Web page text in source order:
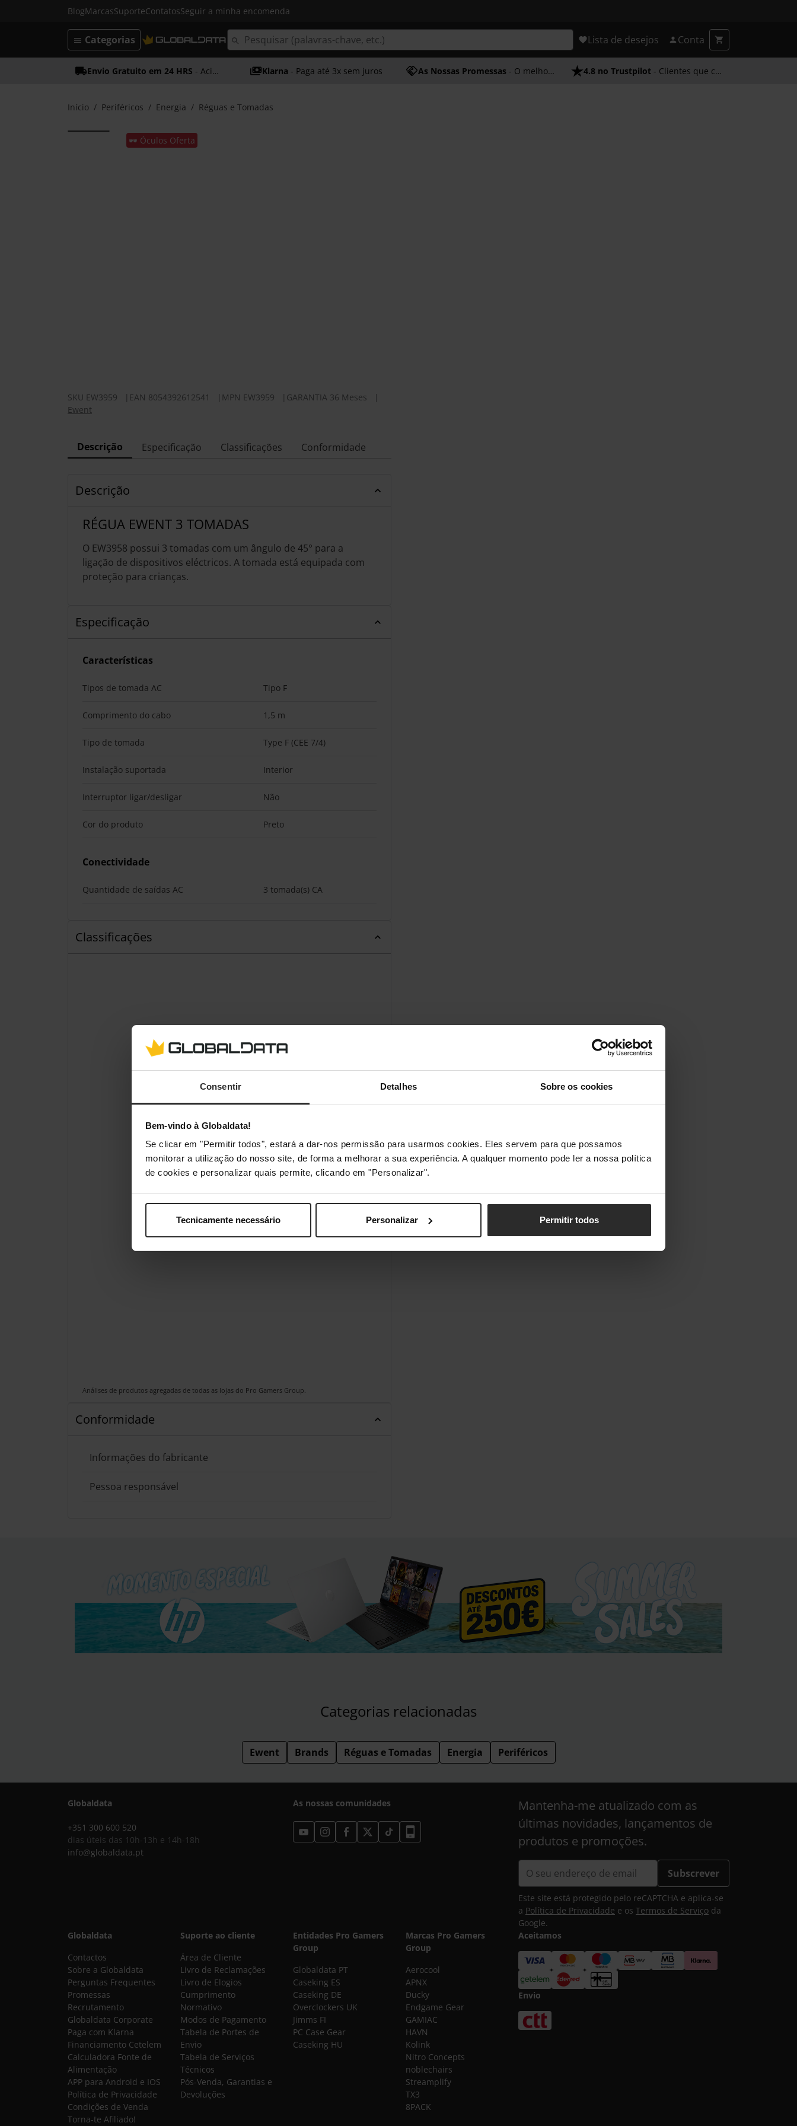
Consentir Detalhes Sobre os cookies
Bem-vindo à Globaldata!
Se clicar em "Permitir todos", estará a dar-nos permissão para usarmos cookies. Eles servem para que possamos
monitorar a utilização do nosso site, de forma a melhorar a sua experiência. A qualquer momento pode ler a nossa política
de cookies e personalizar quais permite, clicando em "Personalizar".
Tecnicamente necessário Personalizar Permitir todos
BlogMarcasSuporteContatosSeguir a minha encomenda
Lista de desejos Conta
Categorias
Envio Gratuito em 24 HRS - Acima dos 50€ Klarna - Paga até 3x sem juros As Nossas Promessas - O melhor atendimento 4.8 no Trustpilot - Clientes que confiam em nós
Início Periféricos Energia Réguas e Tomadas
🕶️ Óculos Oferta
SKU EW3959 EAN 8054392612541 MPN EW3959 GARANTIA 36 Meses
Ewent
Descrição Especificação Classificações Conformidade
Descrição
RÉGUA EWENT 3 TOMADAS
O EW3958 possui 3 tomadas com um ângulo de 45° para a
ligação de dispositivos eléctricos. A tomada está equipada com
proteção para crianças.
Especificação
Características
Tipos de tomada AC Tipo F
Comprimento do cabo 1,5 m
Tipo de tomada Type F (CEE 7/4)
Instalação suportada Interior
Interruptor ligar/desligar Não
Cor do produto Preto
Conectividade
Quantidade de saídas AC 3 tomada(s) CA
Classificações
Análises de produtos agregadas de todas as lojas do Pro Gamers Group.
Conformidade
Informações do fabricante
Pessoa responsável
Categorias relacionadas
Ewent Brands Réguas e Tomadas Energia Periféricos
Globaldata
+351 300 600 520
dias úteis das 10h-13h e 14h-18h
info@globaldata.pt
As nossas comunidades
Mantenha-me atualizado com as
últimas novidades, lançamentos de
produtos e promoções.
Subscrever
Este site está protegido pelo reCAPTCHA e aplica-se
a Política de Privacidade e os Termos de Serviço da
Google.
Globaldata
Contactos
Sobre a Globaldata
Perguntas Frequentes
Promessas
Recrutamento
Globaldata Corporate
Paga com Klarna
Financiamento Cetelem
Calculadora Fonte de
Alimentação
APP para Android e IOS
Política de Privacidade
Condições de Venda
Torna-te Afiliado!
Suporte ao cliente
Área de Cliente
Livro de Reclamações
Livro de Elogios
Cumprimento
Normativo
Modos de Pagamento
Tabela de Portes de
Envio
Tabela de Serviços
Técnicos
Pós-Venda, Garantias e
Devoluções
Entidades Pro Gamers
Group
Globaldata PT
Caseking ES
Caseking DE
Overclockers UK
Jimms FI
PC Case Gear
Caseking HU
Marcas Pro Gamers
Group
Aerocool
APNX
Ducky
Endgame Gear
GAMIAC
HAVN
Kolink
Nitro Concepts
noblechairs
Streamplify
TX3
8PACK
Aceitamos
Envio